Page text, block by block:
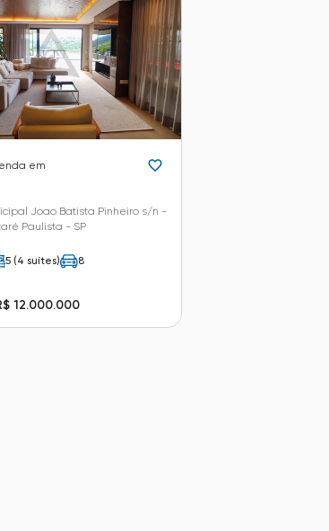
em
Joao Batista Pinheiro s/n -
Paulista - SP
5 (4 suítes) 8
12.000.000